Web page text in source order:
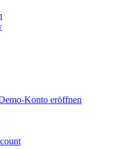
Konto eröffnen